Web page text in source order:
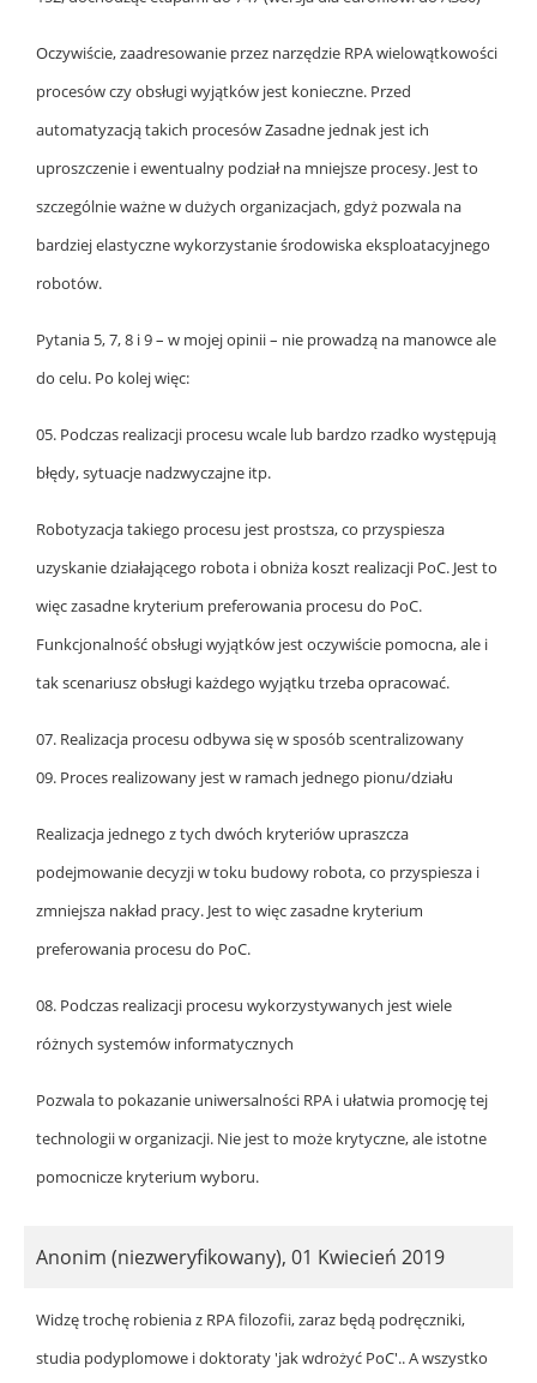
Oczywiście, zaadresowanie przez narzędzie RPA wielowątkowości
procesów czy obsługi wyjątków jest konieczne. Przed
automatyzacją takich procesów Zasadne jednak jest ich
uproszczenie i ewentualny podział na mniejsze procesy. Jest to
szczególnie ważne w dużych organizacjach, gdyż pozwala na
bardziej elastyczne wykorzystanie środowiska eksploatacyjnego
robotów.
Pytania 5, 7, 8 i 9 – w mojej opinii – nie prowadzą na manowce ale
do celu. Po kolej więc:
05. Podczas realizacji procesu wcale lub bardzo rzadko występują
błędy, sytuacje nadzwyczajne itp.
Robotyzacja takiego procesu jest prostsza, co przyspiesza
uzyskanie działającego robota i obniża koszt realizacji PoC. Jest to
więc zasadne kryterium preferowania procesu do PoC.
Funkcjonalność obsługi wyjątków jest oczywiście pomocna, ale i
tak scenariusz obsługi każdego wyjątku trzeba opracować.
07. Realizacja procesu odbywa się w sposób scentralizowany
09. Proces realizowany jest w ramach jednego pionu/działu
Realizacja jednego z tych dwóch kryteriów upraszcza
podejmowanie decyzji w toku budowy robota, co przyspiesza i
zmniejsza nakład pracy. Jest to więc zasadne kryterium
preferowania procesu do PoC.
08. Podczas realizacji procesu wykorzystywanych jest wiele
różnych systemów informatycznych
Pozwala to pokazanie uniwersalności RPA i ułatwia promocję tej
technologii w organizacji. Nie jest to może krytyczne, ale istotne
pomocnicze kryterium wyboru.
Anonim (niezweryfikowany), 01 Kwiecień 2019
Widzę trochę robienia z RPA filozofii, zaraz będą podręczniki,
studia podyplomowe i doktoraty 'jak wdrożyć PoC'.. A wszystko